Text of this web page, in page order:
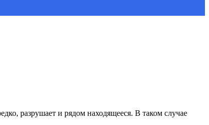
разрушает и рядом находящееся. В таком случае